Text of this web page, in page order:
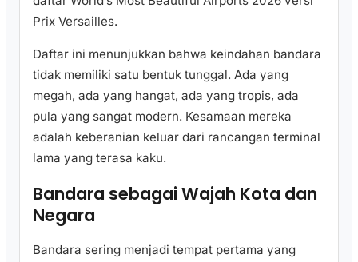
Prix Versailles.
Daftar ini menunjukkan bahwa keindahan bandara
tidak memiliki satu bentuk tunggal. Ada yang
megah, ada yang hangat, ada yang tropis, ada
pula yang sangat modern. Kesamaan mereka
adalah keberanian keluar dari rancangan terminal
lama yang terasa kaku.
Bandara sebagai Wajah Kota dan
Negara
Bandara sering menjadi tempat pertama yang